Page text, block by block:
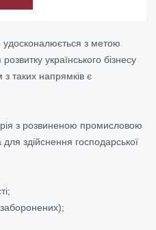
удосконалюється з метою
українського бізнесу
таких напрямків є
з розвиненою промисловою
здійснення господарської
заборонених);